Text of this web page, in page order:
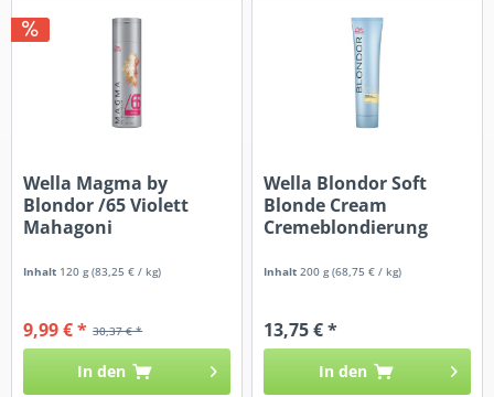
Wella Magma by
Blondor /65 Violett
Mahagoni
Inhalt 120 g(83,25 € / kg)
30,37 € *
9,99 € *
In den
Wella Blondor Soft
Blonde Cream
Cremeblondierung
Inhalt200 g(68,75 € / kg)
13,75 € *
In den